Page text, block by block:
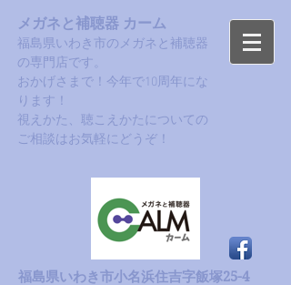
メガネと補聴器 カーム
福島県いわき市のメガネと補聴器
の専門店です。
おかげさまで！今年で10周年にな
ります！​
​視えかた、聴こえかたについての
ご相談はお気軽にどうぞ！
福島県いわき市小名浜住吉字飯塚25-4